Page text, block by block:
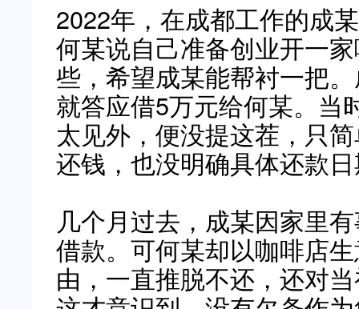
2022年，在成都工作的成
何某说自己准备创业开一
些，希望成某能帮衬一把
就答应借5万元给何某。当
太见外，便没提这茬，只
还钱，也没明确具体还款
几个月过去，成某因家里
借款。可何某却以咖啡店
由，一直推脱不还，还对